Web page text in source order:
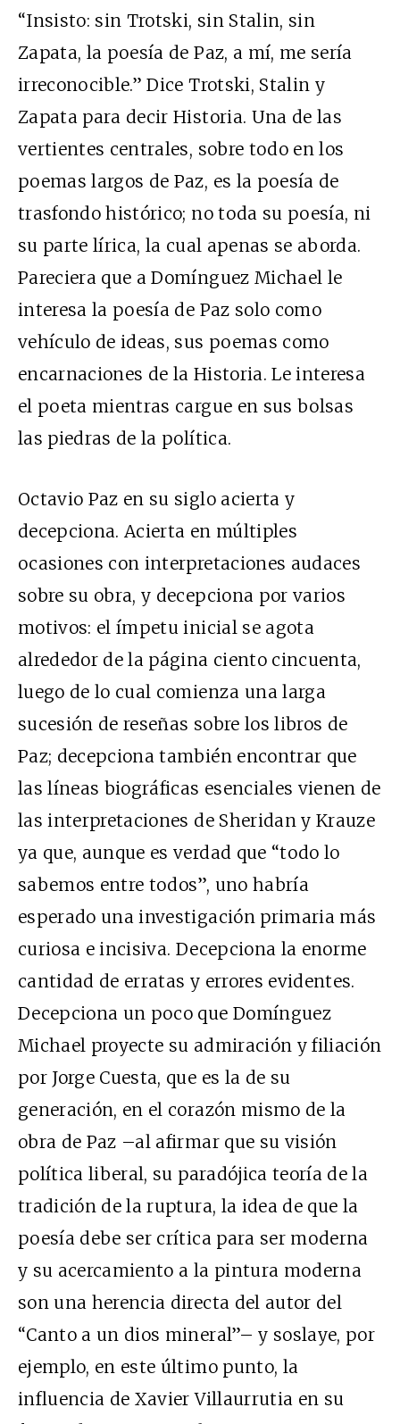
“Insisto: sin Trotski, sin Stalin, sin
Zapata, la poesía de Paz, a mí, me sería
irreconocible.” Dice Trotski, Stalin y
Zapata para decir Historia. Una de las
vertientes centrales, sobre todo en los
poemas largos de Paz, es la poesía de
trasfondo histórico; no toda su poesía, ni
su parte lírica, la cual apenas se aborda.
Pareciera que a Domínguez Michael le
interesa la poesía de Paz solo como
vehículo de ideas, sus poemas como
encarnaciones de la Historia. Le interesa
el poeta mientras cargue en sus bolsas
las piedras de la política.
Octavio Paz en su siglo acierta y
decepciona. Acierta en múltiples
ocasiones con interpretaciones audaces
sobre su obra, y decepciona por varios
motivos: el ímpetu inicial se agota
alrededor de la página ciento cincuenta,
luego de lo cual comienza una larga
sucesión de reseñas sobre los libros de
Paz; decepciona también encontrar que
las líneas biográficas esenciales vienen de
las interpretaciones de Sheridan y Krauze
ya que, aunque es verdad que “todo lo
sabemos entre todos”, uno habría
esperado una investigación primaria más
curiosa e incisiva. Decepciona la enorme
cantidad de erratas y errores evidentes.
Decepciona un poco que Domínguez
Michael proyecte su admiración y filiación
por Jorge Cuesta, que es la de su
generación, en el corazón mismo de la
obra de Paz –al afirmar que su visión
política liberal, su paradójica teoría de la
tradición de la ruptura, la idea de que la
poesía debe ser crítica para ser moderna
y su acercamiento a la pintura moderna
son una herencia directa del autor del
“Canto a un dios mineral”– y soslaye, por
ejemplo, en este último punto, la
influencia de Xavier Villaurrutia en su